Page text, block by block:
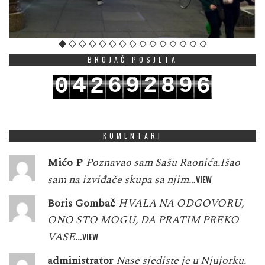
BROJAČ POSJETA
042692896
KOMENTARI
Mićo P Poznavao sam Sašu Raonića.Išao
sam na izviđače skupa sa njim…VIEW
Boris Gombač HVALA NA ODGOVORU,
ONO STO MOGU, DA PRATIM PREKO
VASE…VIEW
administrator Nase sjediste je u Njujorku.